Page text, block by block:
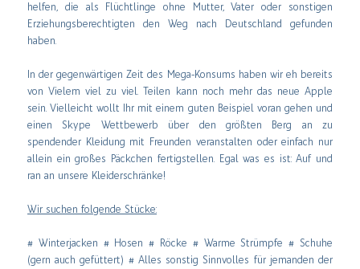
helfen, die als Flüchtlinge ohne Mutter, Vater oder sonstigen
Erziehungsberechtigten den Weg nach Deutschland gefunden
haben.
In der gegenwärtigen Zeit des Mega-Konsums haben wir eh bereits
von Vielem viel zu viel. Teilen kann noch mehr das neue Apple
sein. Vielleicht wollt Ihr mit einem guten Beispiel voran gehen und
einen Skype Wettbewerb über den größten Berg an zu
spendender Kleidung mit Freunden veranstalten oder einfach nur
allein ein großes Päckchen fertigstellen. Egal was es ist: Auf und
ran an unsere Kleiderschränke!
Wir suchen folgende Stücke:
# Winterjacken # Hosen # Röcke # Warme Strümpfe # Schuhe
(gern auch gefüttert) # Alles sonstig Sinnvolles für jemanden der